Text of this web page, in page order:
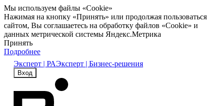
Мы используем файлы «Cookie»
Нажимая на кнопку «Принять» или продолжая пользоваться
сайтом, Вы соглашаетесь на обработку файлов «Cookie» и
данных метрической системы Яндекс.Метрика
Принять
Подробнее
Эксперт | РАЭксперт | Бизнес-решения
Вход